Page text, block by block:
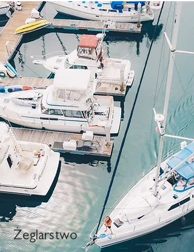
Żeglarstwo